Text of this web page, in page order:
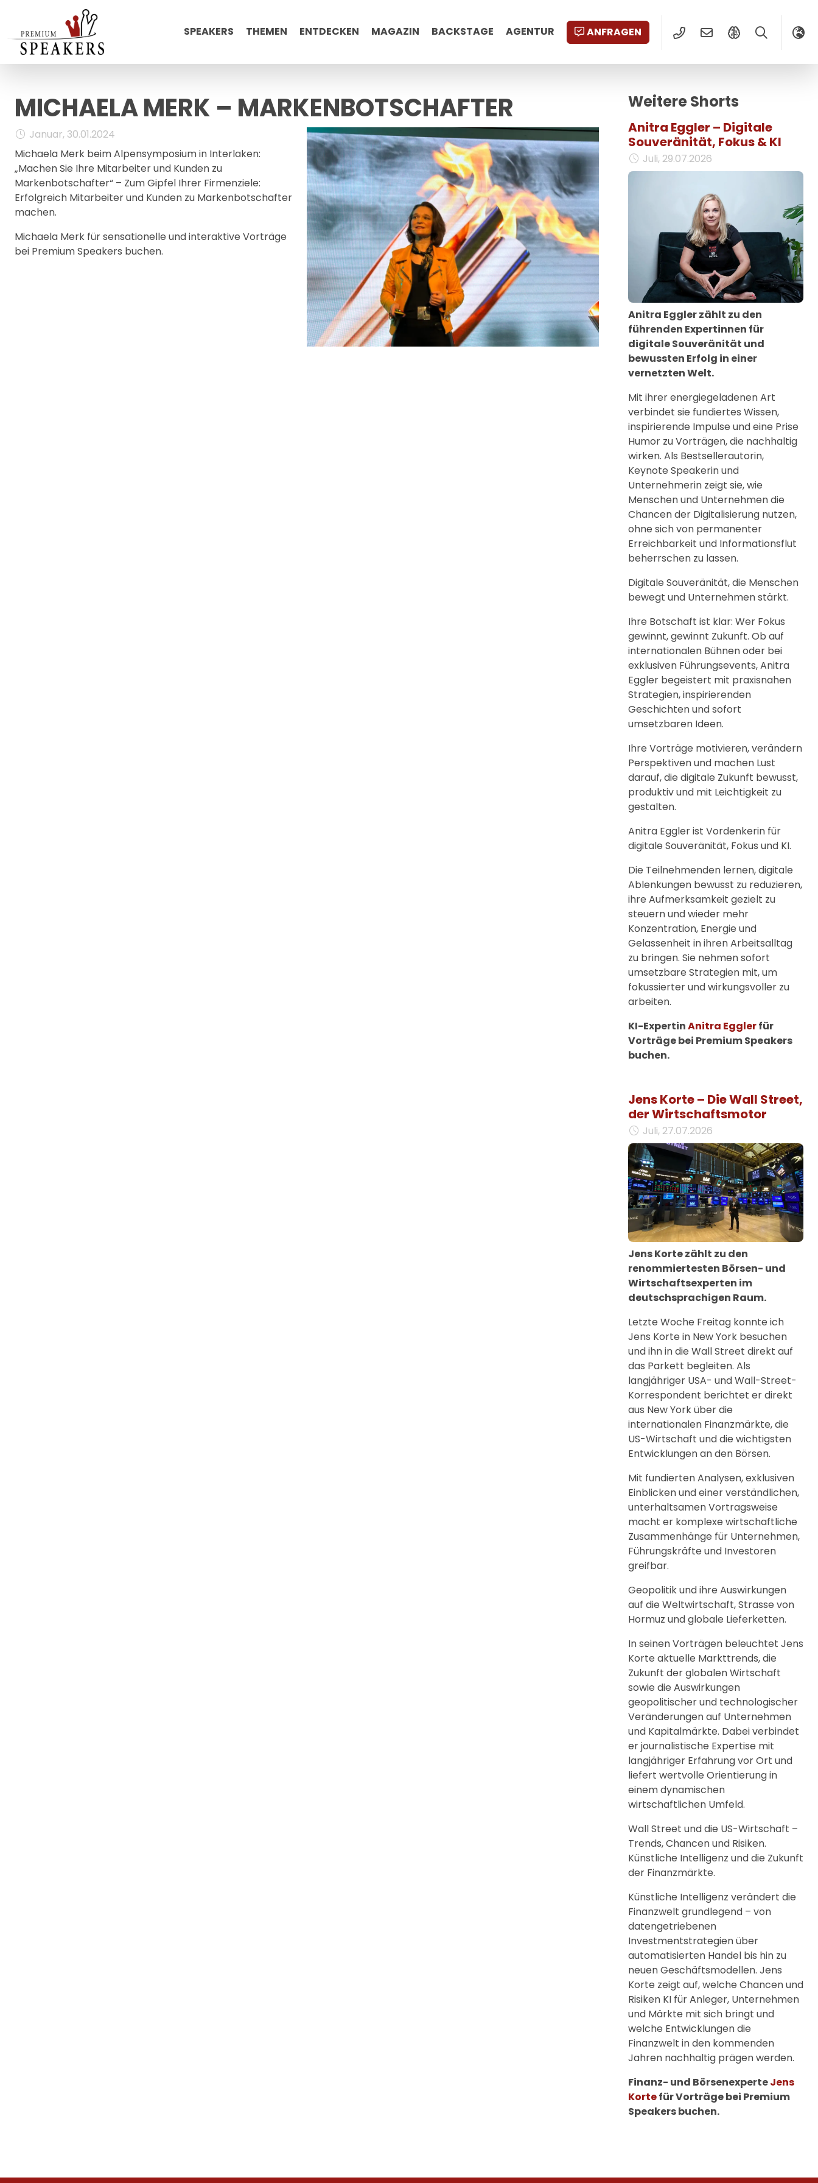
SPEAKERS THEMEN ENTDECKEN MAGAZIN BACKSTAGE AGENTUR ANFRAGEN
MICHAELA MERK – MARKENBOTSCHAFTER
Januar, 30.01.2024
Michaela Merk beim Alpensymposium in Interlaken:
„Machen Sie Ihre Mitarbeiter und Kunden zu
Markenbotschafter“ – Zum Gipfel Ihrer Firmenziele:
Erfolgreich Mitarbeiter und Kunden zu Markenbotschafter
machen.
Michaela Merk für sensationelle und interaktive Vorträge
bei Premium Speakers buchen.
Weitere Shorts
Anitra Eggler – Digitale
Souveränität, Fokus & KI
Juli, 29.07.2026
Anitra Eggler zählt zu den
führenden Expertinnen für
digitale Souveränität und
bewussten Erfolg in einer
vernetzten Welt.
Mit ihrer energiegeladenen Art
verbindet sie fundiertes Wissen,
inspirierende Impulse und eine Prise
Humor zu Vorträgen, die nachhaltig
wirken. Als Bestsellerautorin,
Keynote Speakerin und
Unternehmerin zeigt sie, wie
Menschen und Unternehmen die
Chancen der Digitalisierung nutzen,
ohne sich von permanenter
Erreichbarkeit und Informationsflut
beherrschen zu lassen.
Digitale Souveränität, die Menschen
bewegt und Unternehmen stärkt.
Ihre Botschaft ist klar: Wer Fokus
gewinnt, gewinnt Zukunft. Ob auf
internationalen Bühnen oder bei
exklusiven Führungsevents, Anitra
Eggler begeistert mit praxisnahen
Strategien, inspirierenden
Geschichten und sofort
umsetzbaren Ideen.
Ihre Vorträge motivieren, verändern
Perspektiven und machen Lust
darauf, die digitale Zukunft bewusst,
produktiv und mit Leichtigkeit zu
gestalten.
Anitra Eggler ist Vordenkerin für
digitale Souveränität, Fokus und KI.
Die Teilnehmenden lernen, digitale
Ablenkungen bewusst zu reduzieren,
ihre Aufmerksamkeit gezielt zu
steuern und wieder mehr
Konzentration, Energie und
Gelassenheit in ihren Arbeitsalltag
zu bringen. Sie nehmen sofort
umsetzbare Strategien mit, um
fokussierter und wirkungsvoller zu
arbeiten.
KI-ExpertinAnitra Egglerfür
Vorträge bei Premium Speakers
buchen.
Jens Korte – Die Wall Street,
der Wirtschaftsmotor
Juli, 27.07.2026
Jens Korte zählt zu den
renommiertesten Börsen- und
Wirtschaftsexperten im
deutschsprachigen Raum.
Letzte Woche Freitag konnte ich
Jens Korte in New York besuchen
und ihn in die Wall Street direkt auf
das Parkett begleiten. Als
langjähriger USA- und Wall-Street-
Korrespondent berichtet er direkt
aus New York über die
internationalen Finanzmärkte, die
US-Wirtschaft und die wichtigsten
Entwicklungen an den Börsen.
Mit fundierten Analysen, exklusiven
Einblicken und einer verständlichen,
unterhaltsamen Vortragsweise
macht er komplexe wirtschaftliche
Zusammenhänge für Unternehmen,
Führungskräfte und Investoren
greifbar.
Geopolitik und ihre Auswirkungen
auf die Weltwirtschaft, Strasse von
Hormuz und globale Lieferketten.
In seinen Vorträgen beleuchtet Jens
Korte aktuelle Markttrends, die
Zukunft der globalen Wirtschaft
sowie die Auswirkungen
geopolitischer und technologischer
Veränderungen auf Unternehmen
und Kapitalmärkte. Dabei verbindet
er journalistische Expertise mit
langjähriger Erfahrung vor Ort und
liefert wertvolle Orientierung in
einem dynamischen
wirtschaftlichen Umfeld.
Wall Street und die US-Wirtschaft –
Trends, Chancen und Risiken.
Künstliche Intelligenz und die Zukunft
der Finanzmärkte.
Künstliche Intelligenz verändert die
Finanzwelt grundlegend – von
datengetriebenen
Investmentstrategien über
automatisierten Handel bis hin zu
neuen Geschäftsmodellen. Jens
Korte zeigt auf, welche Chancen und
Risiken KI für Anleger, Unternehmen
und Märkte mit sich bringt und
welche Entwicklungen die
Finanzwelt in den kommenden
Jahren nachhaltig prägen werden.
Finanz- und BörsenexperteJens
Kortefür Vorträge bei Premium
Speakers buchen.